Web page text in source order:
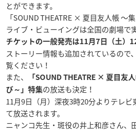
とができます。
「SOUND THEATRE × 夏目友人帳 ～
ライブ・ビューイングは全国の劇場で
チケットの一般発売は11月7日（土）
ストーリー情報も追加されているので
覧ください！
また、
「SOUND THEATRE × 夏目友
び～」特集の放送も決定！
11月9日（月）深夜3時20分よりテレビ
て放送されます。
ニャンコ先生・斑役の井上和彦さん、